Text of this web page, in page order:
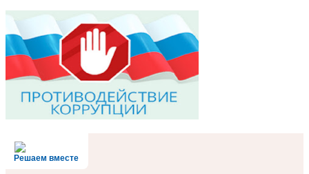
Решаем вместе